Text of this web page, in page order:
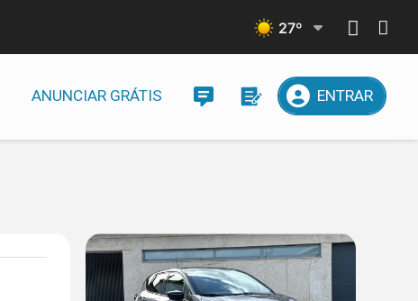
27º
ANUNCIAR GRÁTIS ENTRAR